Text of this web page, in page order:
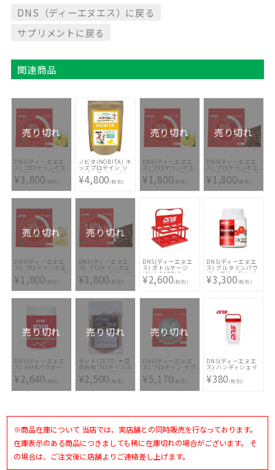
DNS（ディーエヌエス）に戻る
サプリメントに戻る
関連商品
売り切れ
DNS(ディーエヌエ
ス) プロテインホエ
イ100 レモン風味
1050g
¥3,800(税別)
ノビタ(NOBITA) キ
ッズプロテイン ソ
イプロテイン バナ
ナ味 600g FD0002-
001
¥4,800(税別)
売り切れ
DNS(ディーエヌエ
ス) プロテインホエ
イ100 レモン風味
350g
¥1,800(税別)
売り切れ
DNS(ディーエヌエ
ス) プロテインホエ
イ100 プレミアムチ
ョコレート風味
350g
¥1,800(税別)
売り切れ
DNS(ディーエヌエ
ス) プロテインホエ
イ100 バナナオレ風
味 350g
¥1,800(税別)
売り切れ
DNS(ディーエヌエ
ス) プロテインホエ
イ100 プレミアムチ
ョコレート風味
1050g
¥3,800(税別)
DNS(ディーエヌエ
ス) ボトルケージ
(DNS BOTTLE
CAGE)
¥2,600(税別)
DNS(ディーエヌエ
ス) グルタミンパウ
ダー アミノ酸サプ
リメント
¥3,300(税別)
売り切れ
DNS(ディーエヌエ
ス) HMBパウダー
90g
¥2,640(税別)
売り切れ
ゼット(ZETT) 大豆
のお肉プロテインふ
りかけ1kg ZFK001
焼き肉風味(03)
¥2,500(税別)
売り切れ
DNS(ディーエヌエ
ス) プロテイン サプ
リメント ホエイプ
ロテインG＋ チョコ
レート風味 1000G
¥5,170(税別)
DNS(ディーエヌエ
ス) ハンディシェイ
カー
¥380(税別)
※商品在庫について 当店では、実店舗との同時販売を行なっております。
在庫表示のある商品につきましても稀に在庫切れの場合がございます。 そ
の場合は、ご注文後に店舗よりご連絡差し上げます。